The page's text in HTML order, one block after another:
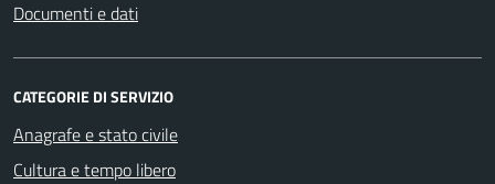
Documenti e dati
CATEGORIE DI SERVIZIO
Anagrafe e stato civile
Cultura e tempo libero